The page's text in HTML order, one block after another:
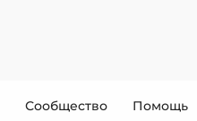
Сообщество Помощь